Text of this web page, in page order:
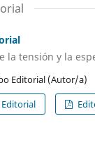
la tensión y la
Editorial (Autor/a)
Editorial